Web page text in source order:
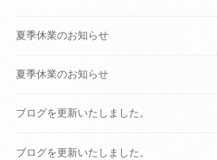
夏季休業のお知らせ
夏季休業のお知らせ
ブログを更新いたしました。
ブログを更新いたしました。